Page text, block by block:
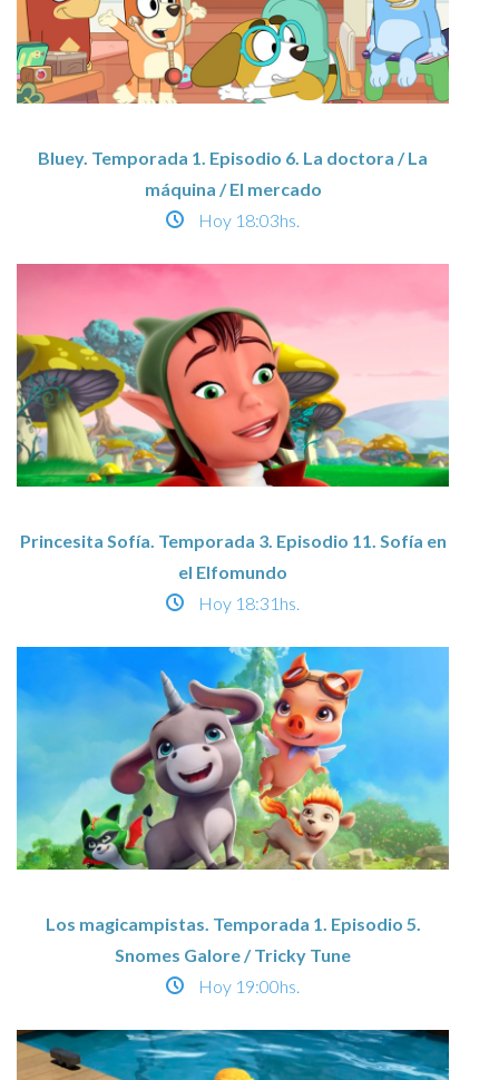
Bluey. Temporada 1. Episodio 6. La doctora / La
máquina / El mercado
Hoy 18:03hs.
Princesita Sofía. Temporada 3. Episodio 11. Sofía en
el Elfomundo
Hoy 18:31hs.
Los magicampistas. Temporada 1. Episodio 5.
Snomes Galore / Tricky Tune
Hoy 19:00hs.